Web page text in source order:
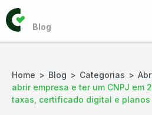
Home Blog Categorias
abrir empresa e ter um CNPJ em
taxas, certificado digital e